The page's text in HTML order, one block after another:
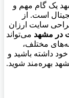
یک گام مهم و
است. از
سایت ارزان
در مشهد می‌تواند
مختلف،
داشته باشید و
بهره‌مند شوید.